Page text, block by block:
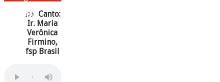
♫♪ Canto:
Ir. Maria
Verônica
Firmino,
fsp Brasil